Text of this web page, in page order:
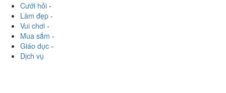
Cưới hỏi -
Làm đẹp -
Vui chơi -
Mua sắm -
Giáo dục -
Dịch vụ